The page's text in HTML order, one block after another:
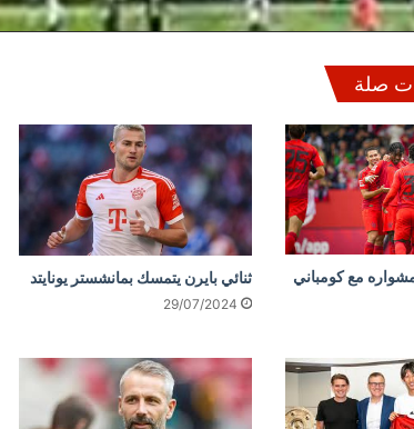
صلة
مشواره مع كومباني
ثنائي بايرن يتمسك بمانشستر يونايتد
29/07/2024